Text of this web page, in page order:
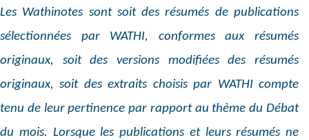
Les Wathinotes sont soit des résumés de publications
sélectionnées par WATHI, conformes aux résumés
originaux, soit des versions modifiées des résumés
originaux, soit des extraits choisis par WATHI compte
tenu de leur pertinence par rapport au thème du Débat
du mois. Lorsque les publications et leurs résumés ne